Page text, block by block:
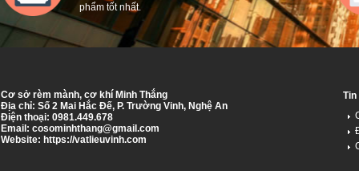
phẩm tốt nhất.
Cơ sở rèm mành, cơ khí Minh Thắng
Địa chỉ: Số 2 Mai Hắc Đế, P. Trường Vinh, Nghệ An
Điện thoại: 0981.449.678
Email: cosominhthang@gmail.com
Website: https://vatlieuvinh.com